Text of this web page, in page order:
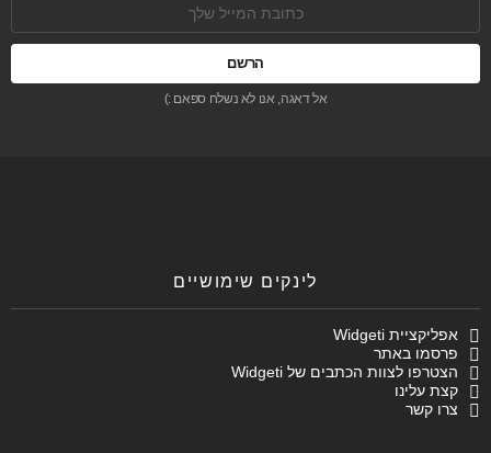
אל דאגה, אנו לא נשלח ספאם :)
לינקים שימושיים
אפליקציית Widgeti
פרסמו באתר
הצטרפו לצוות הכתבים של Widgeti
קצת עלינו
צרו קשר